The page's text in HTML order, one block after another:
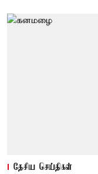
தேசிய செய்திகள்